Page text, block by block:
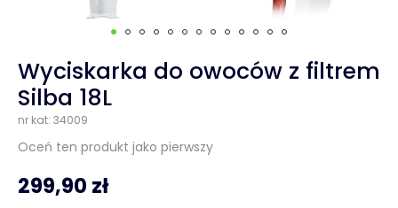
Wyciskarka do owoców z filtrem
Silba 18L
nr kat: 34009
Oceń ten produkt jako pierwszy
299,90 zł